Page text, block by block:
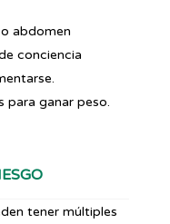
abdomen
conciencia
para ganar peso.
tener múltiples